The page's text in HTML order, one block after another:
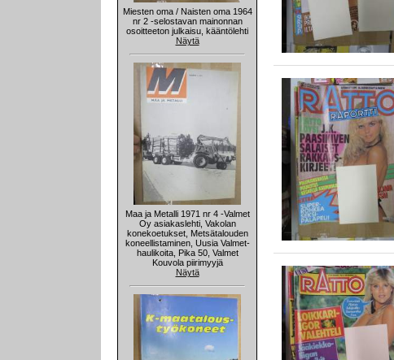
Miesten oma / Naisten oma 1964
nr 2 -selostavan mainonnan
osoitteeton julkaisu, kääntölehti
Näytä
Maa ja Metalli 1971 nr 4 -Valmet
Oy asiakaslehti, Vakolan
konekoetukset, Metsätalouden
koneellistaminen, Uusia Valmet-
haulikoita, Pika 50, Valmet
Kouvola piirimyyjä
Näytä